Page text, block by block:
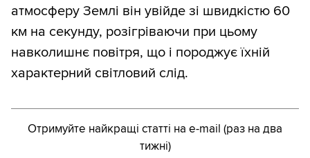
атмосферу Землі він увійде зі швидкістю 60
км на секунду, розігріваючи при цьому
навколишнє повітря, що і породжує їхній
характерний світловий слід.
Отримуйте найкращі статті на e-mail (раз на два
тижні)